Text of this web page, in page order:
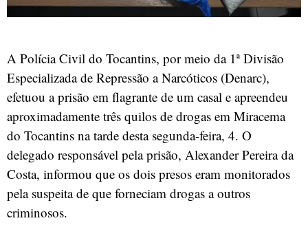
A Polícia Civil do Tocantins, por meio da 1ª Divisão
Especializada de Repressão a Narcóticos (Denarc),
efetuou a prisão em flagrante de um casal e apreendeu
aproximadamente três quilos de drogas em Miracema
do Tocantins na tarde desta segunda-feira, 4. O
delegado responsável pela prisão, Alexander Pereira da
Costa, informou que os dois presos eram monitorados
pela suspeita de que forneciam drogas a outros
criminosos.